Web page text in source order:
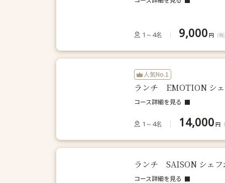
1～4名 9,000 円 （
人気No.1
ランチ EMOTION シ
コース詳細を見る
1～4名 14,000 円
ランチ SAISON シェフ
コース詳細を見る